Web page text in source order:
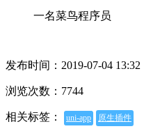
一名菜鸟程序员
发布时间：2019-07-04 13:32
浏览次数：7744
相关标签： uni-app 原生插件